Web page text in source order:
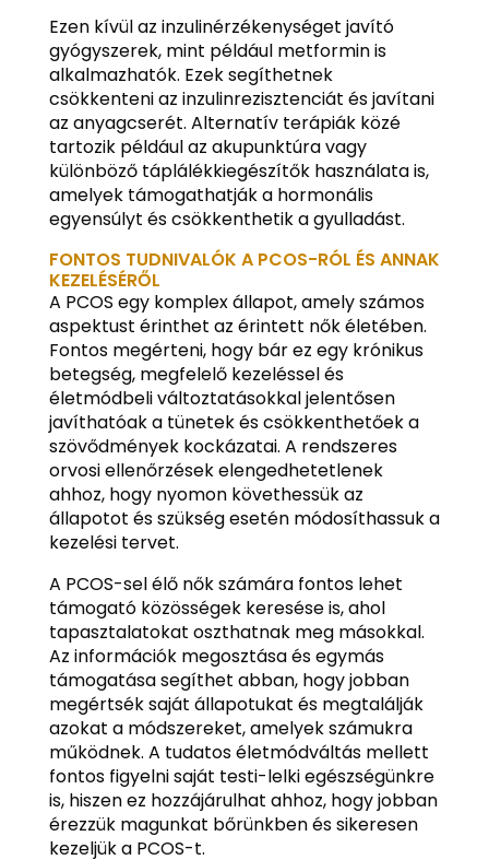
Ezen kívül az inzulinérzékenységet javító
gyógyszerek, mint például metformin is
alkalmazhatók. Ezek segíthetnek
csökkenteni az inzulinrezisztenciát és javítani
az anyagcserét. Alternatív terápiák közé
tartozik például az akupunktúra vagy
különböző táplálékkiegészítők használata is,
amelyek támogathatják a hormonális
egyensúlyt és csökkenthetik a gyulladást.
FONTOS TUDNIVALÓK A PCOS-RÓL ÉS ANNAK
KEZELÉSÉRŐL
A PCOS egy komplex állapot, amely számos
aspektust érinthet az érintett nők életében.
Fontos megérteni, hogy bár ez egy krónikus
betegség, megfelelő kezeléssel és
életmódbeli változtatásokkal jelentősen
javíthatóak a tünetek és csökkenthetőek a
szövődmények kockázatai. A rendszeres
orvosi ellenőrzések elengedhetetlenek
ahhoz, hogy nyomon követhessük az
állapotot és szükség esetén módosíthassuk a
kezelési tervet.
A PCOS-sel élő nők számára fontos lehet
támogató közösségek keresése is, ahol
tapasztalatokat oszthatnak meg másokkal.
Az információk megosztása és egymás
támogatása segíthet abban, hogy jobban
megértsék saját állapotukat és megtalálják
azokat a módszereket, amelyek számukra
működnek. A tudatos életmódváltás mellett
fontos figyelni saját testi-lelki egészségünkre
is, hiszen ez hozzájárulhat ahhoz, hogy jobban
érezzük magunkat bőrünkben és sikeresen
kezeljük a PCOS-t.